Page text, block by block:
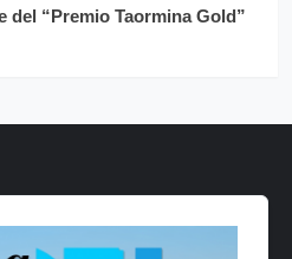
del “Premio Taormina Gold”